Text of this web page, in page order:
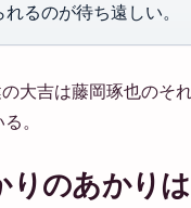
るのが待ち遠しい。
大吉は藤岡琢也のそ
。
りのあかり